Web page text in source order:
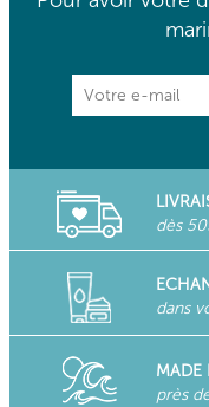
dès
dans
MADE
près